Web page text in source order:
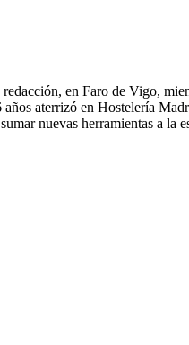
en Faro de Vigo,
aterrizó en Hostelería
nuevas herramientas a